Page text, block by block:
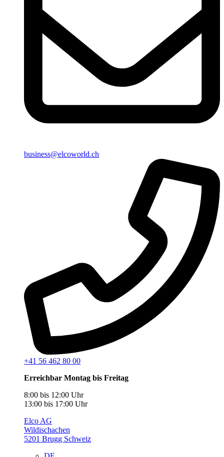
business@elcoworld.ch
+41 56 462 80 00
Erreichbar Montag bis Freitag
8:00 bis 12:00 Uhr
13:00 bis 17:00 Uhr
Elco AG
Wildischachen
5201 Brugg Schweiz